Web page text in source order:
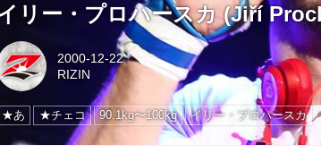
リー・プロハースカ (Jiří
2000-12-22
RIZIN
★あ ★チェコ 90.1kg〜100kg イリー・プロハースカ